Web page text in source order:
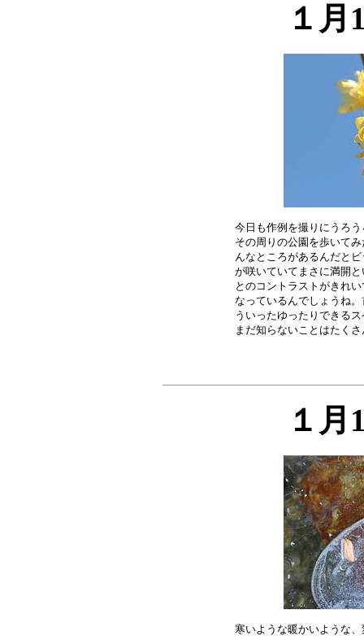
１月
今日も作例を撮りにうろ
その周りの公園を歩いて
んなところがあるんだと
が咲いていてまさに満開
とのコントラストがきれ
なっているんでしょうね
ういったゆったりできる
１月
寒いような暖かいような